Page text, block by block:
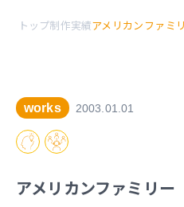
トップ制作実績アメリカンファ
works 2003.01.01
アメリカンファミリ